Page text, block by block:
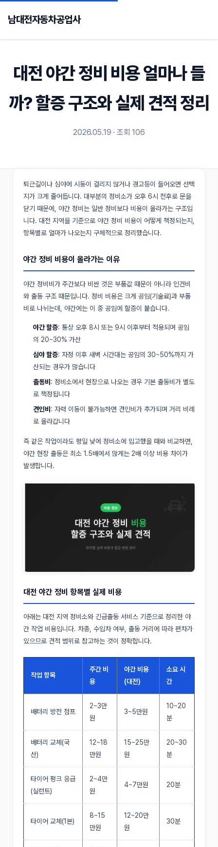
남대전자동차공업사
대전 야간 정비 비용 얼마나 들
까? 할증 구조와 실제 견적 정리
2026.05.19 · 조회 106
퇴근길이나 심야에 시동이 걸리지 않거나 경고등이 들어오면 선택
지가 크게 줄어듭니다. 대부분의 정비소가 오후 6시 전후로 문을
닫기 때문에, 야간 정비는 일반 정비보다 비용이 올라가는 구조입
니다. 대전 지역을 기준으로 야간 정비 비용이 어떻게 책정되는지,
항목별로 얼마가 나오는지 구체적으로 정리했습니다.
야간 정비 비용이 올라가는 이유
야간 정비비가 주간보다 비싼 것은 부품값 때문이 아니라 인건비
와 출동 구조 때문입니다. 정비 비용은 크게 공임(기술료)과 부품
비로 나뉘는데, 야간에는 이 중 공임에 할증이 붙습니다.
야간 할증: 통상 오후 8시 또는 9시 이후부터 적용되며 공임
의 20~30% 가산
심야 할증: 자정 이후 새벽 시간대는 공임의 30~50%까지 가
산되는 경우가 많습니다
출동비 : 정비소에서 현장으로 나오는 경우 기본 출동비가 별도
로 책정됩니다
견인비 : 자력 이동이 불가능하면 견인비가 추가되며 거리 비례
로 올라갑니다
즉 같은 작업이라도 평일 낮에 정비소에 입고했을 때와 비교하면,
야간 현장 출동은 최소 1.5배에서 많게는 2배 이상 비용 차이가
발생합니다.
대전 야간 정비 항목별 실제 비용
아래는 대전 지역 정비소와 긴급출동 서비스 기준으로 정리한 야
간 작업 비용입니다. 차종, 수입차 여부, 출동 거리에 따라 편차가
있으므로 견적 범위로 참고하는 것이 정확합니다.
작업 항목
주간 비
용
야간 비용
(대전)
소요 시
간
배터리 방전 점프
2~3만
원
3~5만원
10~20
분
배터리 교체(국
산)
12~18
만원
15~25만
원
20~30
분
타이어 펑크 응급
(실런트)
2~4만
원
4~7만원 20분
타이어 교체(1본)
8~15
만원
12~20만
원
30분